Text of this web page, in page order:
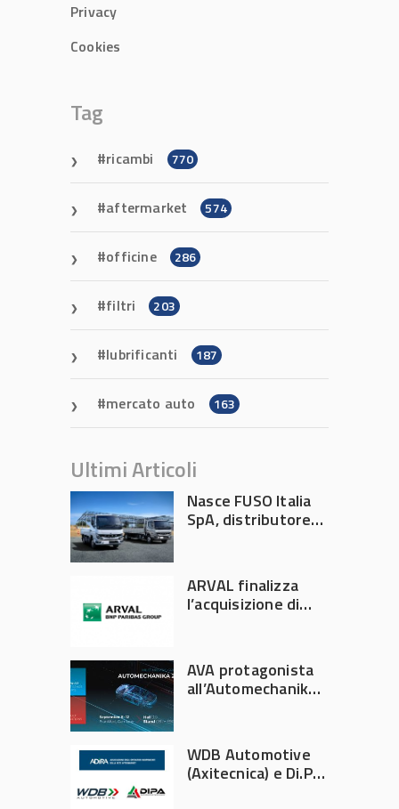
Privacy
Cookies
Tag
ricambi 770
aftermarket 574
officine 286
filtri 203
lubrificanti 187
mercato auto 163
Ultimi Articoli
Nasce FUSO Italia
SpA, distributore
ARVAL finalizza
l’acquisizione di
AVA protagonista
all’Automechanika
WDB Automotive
(Axitecnica) e Di.Pa.